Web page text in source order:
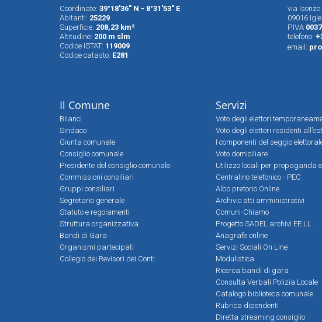
Coordinate: 39°18'36" N - 8°31'53" E
Abitanti: 25229
Superfìcie: 208,23 km²
Altitudine: 200 m slm
Codice ISTAT: 119009
Codice catasto: E281
via Isonzo
09016
P.IVA
telefono:
email:
Il Comune
Bilanci
Sindaco
Giunta comunale
Consiglio comunale
Presidente del consiglio comunale
Commissioni consiliari
Gruppi consiliari
Segretario generale
Statuto e regolamenti
Struttura organizzativa
Bandi di Gara
Organismi partecipati
Collegio dei Revisori dei Conti
Servizi
Voto degli elettori
Voto degli elettori residenti
I componenti del seggio
Voto domiciliare
Utilizzo locali per propaganda
Centralino telefonico - PEC
Albo pretorio Online
Archivio atti amministrativi
Comuni-Chiamo
Progetto SADEL archivi EE.LL.
Anagrafe online
Servizi Sociali On Line
Modulistica
Ricerca bandi di gara
Consulta Verbali Polizia Locale
Catalogo biblioteca comunale
Rubrica dipendenti
Diretta streaming consiglio